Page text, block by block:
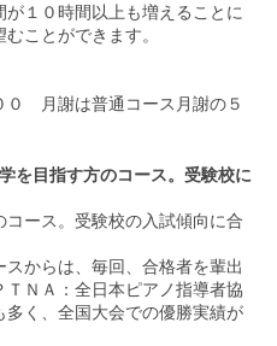
１０時間以上も増えることに
ことができます。
謝は普通コース月謝の５
を目指す方のコース。受験校に
ース。受験校の入試傾向に合
からは、毎回、合格者を輩出
ＮＡ：全日本ピアノ指導者協
く、全国大会での優勝実績が